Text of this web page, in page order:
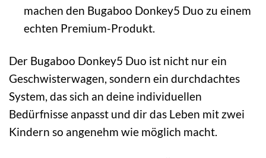
machen den Bugaboo Donkey5 Duo zu einem
echten Premium-Produkt.
Der Bugaboo Donkey5 Duo ist nicht nur ein
Geschwisterwagen, sondern ein durchdachtes
System, das sich an deine individuellen
Bedürfnisse anpasst und dir das Leben mit zwei
Kindern so angenehm wie möglich macht.